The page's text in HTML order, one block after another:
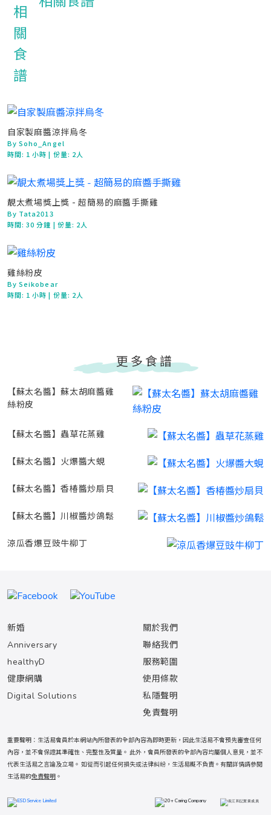
自家製麻醬涼拌烏冬
By Soho_Angel
時間: 1 小時| 份量: 2人
靚太煮場獎上獎 - 超簡易的麻醬手撕雞
By Tata2013
時間:30 分鐘 | 份量: 2人
雞絲粉皮
By Seikobear
時間: 1 小時| 份量: 2人
更多食譜
【蘇太名醬】蘇太胡麻醬雞
絲粉皮
【蘇太名醬】蟲草花蒸雞
【蘇太名醬】火爆醬大蜆
【蘇太名醬】香椿醬炒扇貝
【蘇太名醬】川椒醬炒鴿鬆
涼瓜香爆豆豉牛柳丁
新婚
Anniversary
healthyD
健康網購
Digital Solutions
關於我們
聯絡我們
服務範圍
使用條款
私隱聲明
免責聲明
重要聲明：生活易會員於本網站內所發表的全部內容為即時更新，因此生活易不會預先審查任何
內容，並不會保證其準確性、完整性及質量。 此外，會員所發表的全部內容均屬個人意見，並不
代表生活易之言論及立場。 如從而引起任何損失或法律糾紛，生活易概不負責。有關詳情請參閱
生活易的免責聲明 。